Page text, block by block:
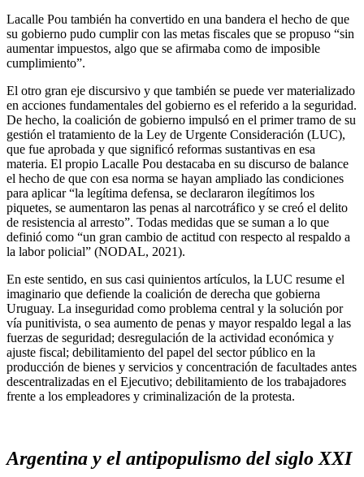
Lacalle Pou también ha convertido en una bandera el hecho de que
su gobierno pudo cumplir con las metas fiscales que se propuso “sin
aumentar impuestos, algo que se afirmaba como de imposible
cumplimiento”.
El otro gran eje discursivo y que también se puede ver materializado
en acciones fundamentales del gobierno es el referido a la seguridad.
De hecho, la coalición de gobierno impulsó en el primer tramo de su
gestión el tratamiento de la Ley de Urgente Consideración (LUC),
que fue aprobada y que significó reformas sustantivas en esa
materia. El propio Lacalle Pou destacaba en su discurso de balance
el hecho de que con esa norma se hayan ampliado las condiciones
para aplicar “la legítima defensa, se declararon ilegítimos los
piquetes, se aumentaron las penas al narcotráfico y se creó el delito
de resistencia al arresto”. Todas medidas que se suman a lo que
definió como “un gran cambio de actitud con respecto al respaldo a
la labor policial” (NODAL, 2021).
En este sentido, en sus casi quinientos artículos, la LUC resume el
imaginario que defiende la coalición de derecha que gobierna
Uruguay. La inseguridad como problema central y la solución por
vía punitivista, o sea aumento de penas y mayor respaldo legal a las
fuerzas de seguridad; desregulación de la actividad económica y
ajuste fiscal; debilitamiento del papel del sector público en la
producción de bienes y servicios y concentración de facultades antes
descentralizadas en el Ejecutivo; debilitamiento de los trabajadores
frente a los empleadores y criminalización de la protesta.
Argentina y el antipopulismo del siglo XXI